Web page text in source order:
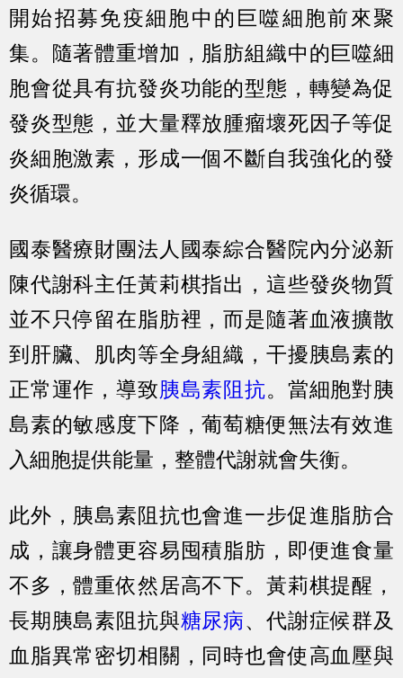
開始招募免疫細胞中的巨噬細胞前來聚
集。隨著體重增加，脂肪組織中的巨噬細
胞會從具有抗發炎功能的型態，轉變為促
發炎型態，並大量釋放腫瘤壞死因子等促
炎細胞激素，形成一個不斷自我強化的發
炎循環。
國泰醫療財團法人國泰綜合醫院內分泌新
陳代謝科主任黃莉棋指出，這些發炎物質
並不只停留在脂肪裡，而是隨著血液擴散
到肝臟、肌肉等全身組織，干擾胰島素的
正常運作，導致胰島素阻抗。當細胞對胰
島素的敏感度下降，葡萄糖便無法有效進
入細胞提供能量，整體代謝就會失衡。
此外，胰島素阻抗也會進一步促進脂肪合
成，讓身體更容易囤積脂肪，即便進食量
不多，體重依然居高不下。黃莉棋提醒，
長期胰島素阻抗與糖尿病、代謝症候群及
血脂異常密切相關，同時也會使高血壓與